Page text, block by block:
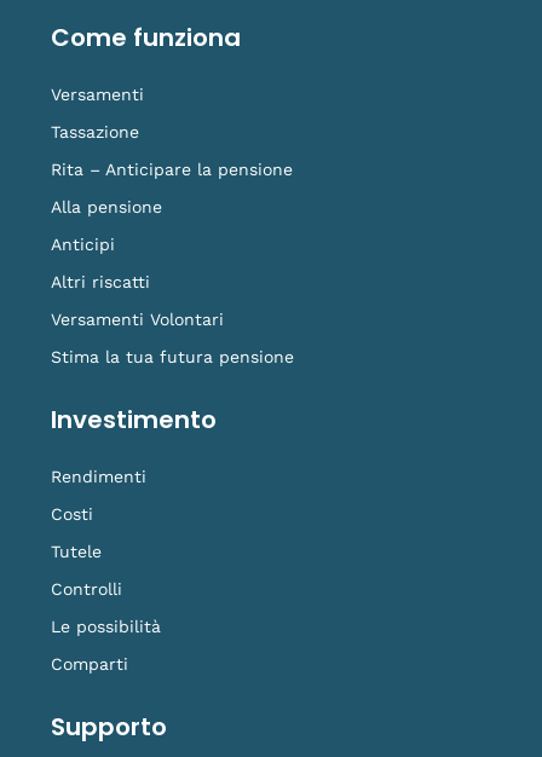
o
k
i
n
e
r
a
i
k
Come funziona
Versamenti
Tassazione
Rita – Anticipare la pensione
Alla pensione
Anticipi
Altri riscatti
Versamenti Volontari
Stima la tua futura pensione
Investimento
Rendimenti
Costi
Tutele
Controlli
Le possibilità
Comparti
Supporto